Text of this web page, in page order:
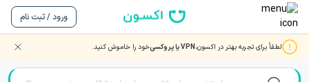
ورود / ثبت نام
لطفاً برای تجربه بهتر در اکسون،VPN یا پروکسی خود را خاموش کنید. صفحه اصلی/دکتر روانشناسی/دکتر حسین عباسی